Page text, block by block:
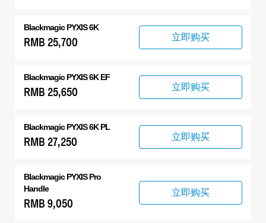
Blackmagic PYXIS 6K
RMB 25,700 立即购买
Blackmagic PYXIS 6K EF
RMB 25,650 立即购买
Blackmagic PYXIS 6K PL
RMB 27,250 立即购买
Blackmagic PYXIS Pro
Handle
RMB 9,050
立即购买